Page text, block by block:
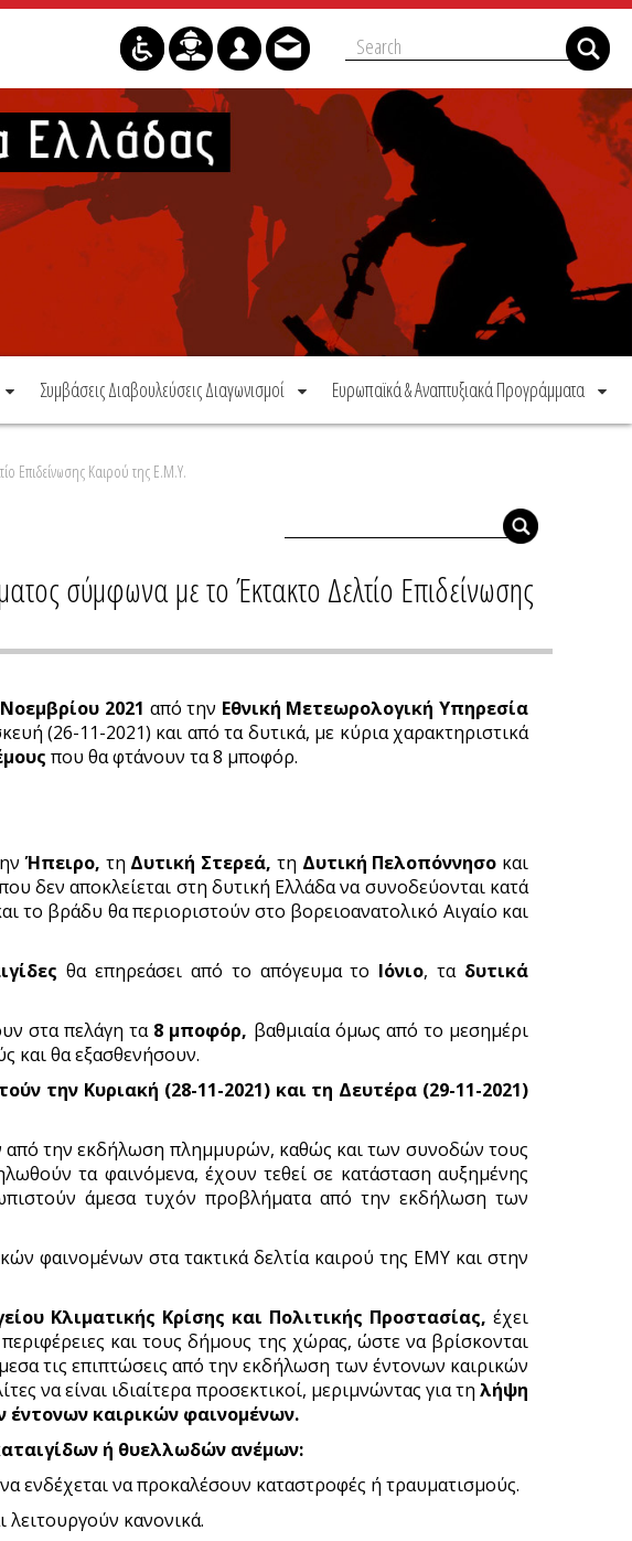
Συμβάσεις Διαβουλεύσεις Διαγωνισμοί Ευρωπαϊκά & Αναπτυξιακά Προγράμματα
Επιδείνωσης Καιρού της Ε.Μ.Υ.
σύμφωνα με το Έκτακτο Δελτίο Επιδείνωσης
2021 από την Εθνική Μετεωρολογική Υπηρεσία
(26-11-2021) και από τα δυτικά, με κύρια χαρακτηριστικά
που θα φτάνουν τα 8 μποφόρ.
Ήπειρο, τη Δυτική Στερεά, τη Δυτική Πελοπόννησο και
δεν αποκλείεται στη δυτική Ελλάδα να συνοδεύονται κατά
το βράδυ θα περιοριστούν στο βορειοανατολικό Αιγαίο και
θα επηρεάσει από το απόγευμα το Ιόνιο, τα δυτικά
στα πελάγη τα 8 μποφόρ, βαθμιαία όμως από το μεσημέρι
και θα εξασθενήσουν.
την Κυριακή (28-11-2021) και τη Δευτέρα (29-11-2021)
από την εκδήλωση πλημμυρών, καθώς και των συνοδών τους
τα φαινόμενα, έχουν τεθεί σε κατάσταση αυξημένης
άμεσα τυχόν προβλήματα από την εκδήλωση των
φαινομένων στα τακτικά δελτία καιρού της ΕΜΥ και στην
Κλιματικής Κρίσης και Πολιτικής Προστασίας, έχει
και τους δήμους της χώρας, ώστε να βρίσκονται
τις επιπτώσεις από την εκδήλωση των έντονων καιρικών
να είναι ιδιαίτερα προσεκτικοί, μεριμνώντας για τη λήψη
καιρικών φαινομένων.
ή θυελλωδών ανέμων:
ενδέχεται να προκαλέσουν καταστροφές ή τραυματισμούς.
λειτουργούν κανονικά.